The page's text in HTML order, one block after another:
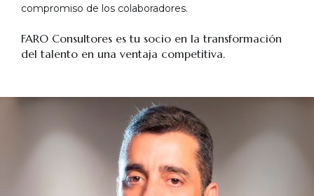
compromiso de los colaboradores.
FARO Consultores es tu socio en la transformación
del talento en una ventaja competitiva.